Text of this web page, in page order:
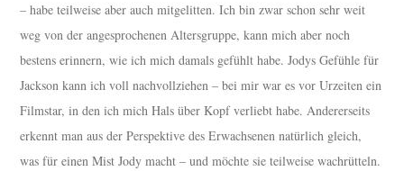
– habe teilweise aber auch mitgelitten. Ich bin zwar schon sehr weit
weg von der angesprochenen Altersgruppe, kann mich aber noch
bestens erinnern, wie ich mich damals gefühlt habe. Jodys Gefühle für
Jackson kann ich voll nachvollziehen – bei mir war es vor Urzeiten ein
Filmstar, in den ich mich Hals über Kopf verliebt habe. Andererseits
erkennt man aus der Perspektive des Erwachsenen natürlich gleich,
was für einen Mist Jody macht – und möchte sie teilweise wachrütteln.